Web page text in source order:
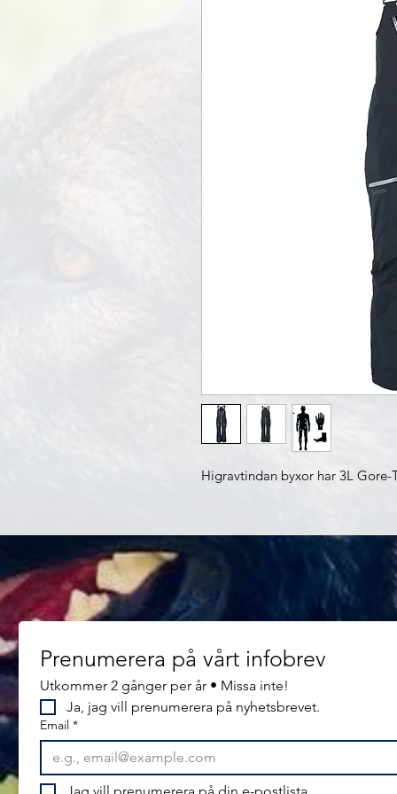
Higravtindan byxor har 3L
Prenumerera på vårt infobrev
Utkommer 2 gånger per år • Missa inte!
Ja, jag vill prenumerera på nyhetsbrevet.
Email *